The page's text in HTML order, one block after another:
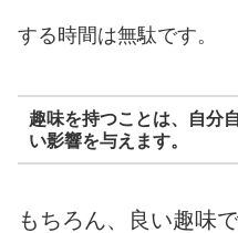
する時間は無駄です。
趣味を持つことは、自分
い影響を与えます。
もちろん、良い趣味